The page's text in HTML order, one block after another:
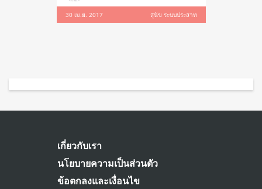
30 เม.ย. 2017 สุนัข ระบบประสาท
เกี่ยวกับเรา
นโยบายความเป็นส่วนตัว
ข้อตกลงและเงื่อนไข